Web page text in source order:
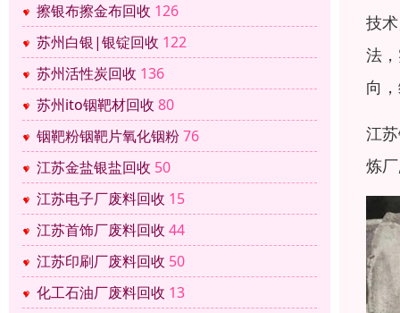
擦银布擦金布回收 126
苏州白银|银锭回收 122
苏州活性炭回收 136
苏州ito铟靶材回收 80
铟靶粉铟靶片氧化铟粉76
江苏金盐银盐回收 50
江苏电子厂废料回收 15
江苏首饰厂废料回收 44
江苏印刷厂废料回收 50
化工石油厂废料回收 13
技
法
向
江
炼